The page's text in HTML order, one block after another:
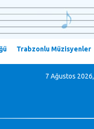
Trabzonlu Müzisyenler
7 Ağustos